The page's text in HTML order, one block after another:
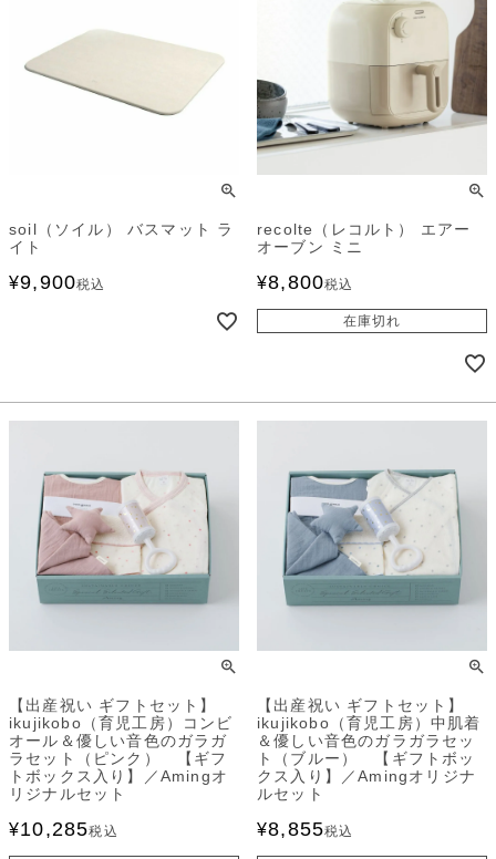
soil（ソイル） バスマット ラ
イト
¥9,900税込
recolte（レコルト） エアー
オーブン ミニ
¥8,800税込
在庫切れ
【出産祝い ギフトセット】
ikujikobo（育児工房）コンビ
オール＆優しい音色のガラガ
ラセット（ピンク） 【ギフ
トボックス入り】／Amingオ
リジナルセット
¥10,285税込
【出産祝い ギフトセット】
ikujikobo（育児工房）中肌着
＆優しい音色のガラガラセッ
ト（ブルー） 【ギフトボッ
クス入り】／Amingオリジナ
ルセット
¥8,855税込